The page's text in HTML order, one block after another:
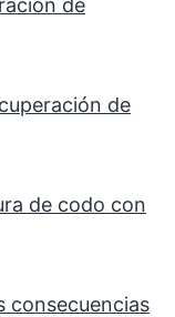
de
de
de codo con
consecuencias